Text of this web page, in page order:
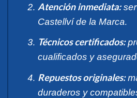
Atención inmediata:
Castellví de la Marca.
Técnicos certificados:
cualificados y
Repuestos originales:
duraderos y